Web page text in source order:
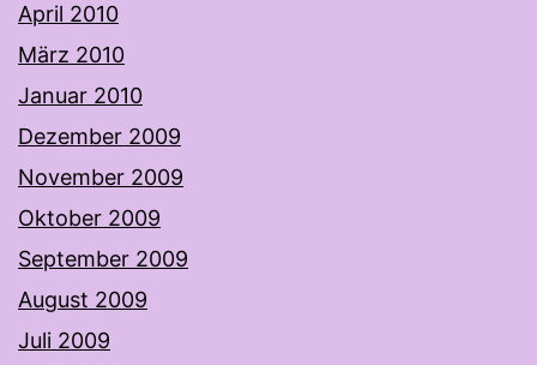
April 2010
März 2010
Januar 2010
Dezember 2009
November 2009
Oktober 2009
September 2009
August 2009
Juli 2009